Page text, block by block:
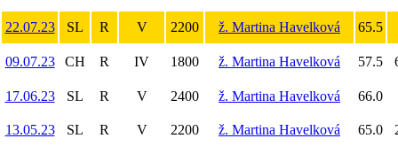
22.07.23 SL R V 2200 ž. Martina Havelková 65.5
09.07.23 CH R IV 1800 ž. Martina Havelková 57.5
17.06.23 SL R V 2400 ž. Martina Havelková 66.0
13.05.23 SL R V 2200 ž. Martina Havelková 65.0